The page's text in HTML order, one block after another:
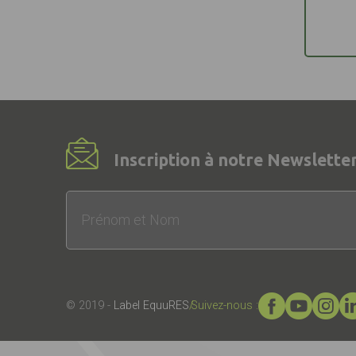
Inscription à notre
© 2019 - Label EquuRESSuivez-nous :